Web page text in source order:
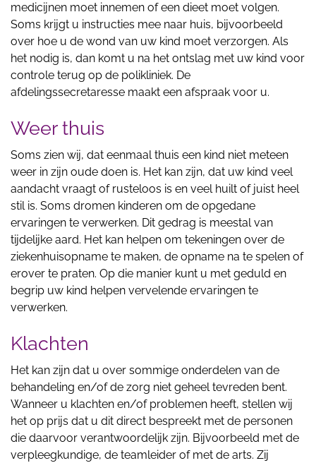
medicijnen moet innemen of een dieet moet volgen.
Soms krijgt u instructies mee naar huis, bijvoorbeeld
over hoe u de wond van uw kind moet verzorgen. Als
het nodig is, dan komt u na het ontslag met uw kind voor
controle terug op de polikliniek. De
afdelingssecretaresse maakt een afspraak voor u.
Weer thuis
Soms zien wij, dat eenmaal thuis een kind niet meteen
weer in zijn oude doen is. Het kan zijn, dat uw kind veel
aandacht vraagt of rusteloos is en veel huilt of juist heel
stil is. Soms dromen kinderen om de opgedane
ervaringen te verwerken. Dit gedrag is meestal van
tijdelijke aard. Het kan helpen om tekeningen over de
ziekenhuisopname te maken, de opname na te spelen of
erover te praten. Op die manier kunt u met geduld en
begrip uw kind helpen vervelende ervaringen te
verwerken.
Klachten
Het kan zijn dat u over sommige onderdelen van de
behandeling en/of de zorg niet geheel tevreden bent.
Wanneer u klachten en/of problemen heeft, stellen wij
het op prijs dat u dit direct bespreekt met de personen
die daarvoor verantwoordelijk zijn. Bijvoorbeeld met de
verpleegkundige, de teamleider of met de arts. Zij